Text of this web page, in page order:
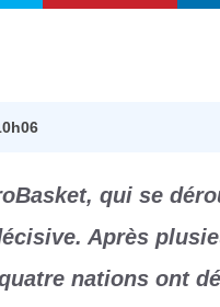
qui se
Après
nations ont